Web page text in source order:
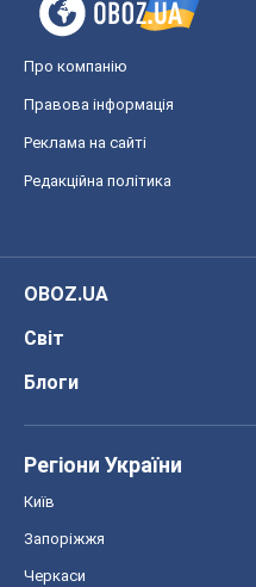
Про компанію
Правова інформація
Реклама на сайті
Редакційна політика
OBOZ.UA
Світ
Блоги
Регіони України
Київ
Запоріжжя
Черкаси